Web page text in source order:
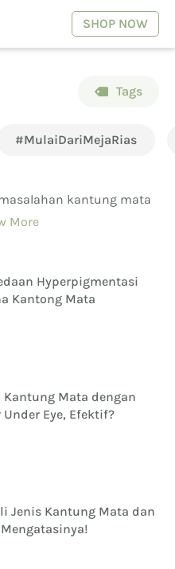
SHOP NOW
Tags
#MulaiDariMejaRias
kantung mata
More
Hyperpigmentasi
Kantong Mata
Kantung Mata dengan
Eye, Efektif?
Jenis Kantung Mata dan